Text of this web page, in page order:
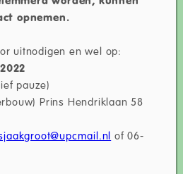
opnemen.
uitnodigen en wel op:
pauze)
Prins Hendriklaan 58
of 06-